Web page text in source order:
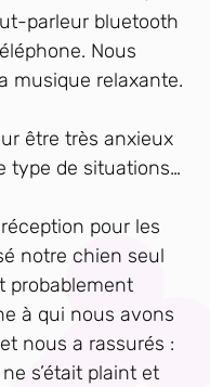
parleur bluetooth
Nous
musique relaxante.
être très anxieux
type de situations…
pour les
notre chien seul
probablement
à qui nous avons
nous a rassurés :
s’était plaint et